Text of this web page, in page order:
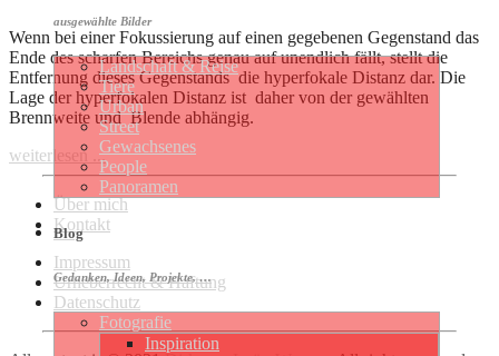
ausgewählte Bilder
Landschaft & Reise
Tiere
Urban
Street
Gewachsenes
People
Panoramen
Blog
Gedanken, Ideen, Projekte, …
Fotografie
Inspiration
Wenn bei einer Fokussierung auf einen gegebenen Gegenstand das
Ende des scharfen Bereichs genau auf unendlich fällt, stellt die
Entfernung dieses Gegenstands die hyperfokale Distanz dar. Die
Lage der hyperfokalen Distanz ist daher von der gewählten
Brennweite und Blende abhängig.
weiterlesen ...
Über mich
Kontakt
Impressum
Urheberrecht & Haftung
Datenschutz